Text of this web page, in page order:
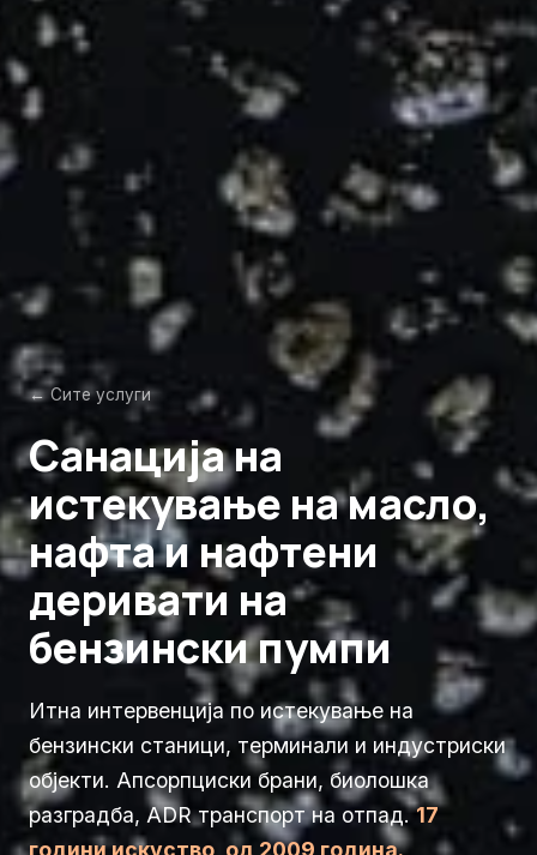
← Сите услуги
Санација на
истекување на масло,
нафта и нафтени
деривати на
бензински пумпи
Итна интервенција по истекување на
бензински станици, терминали и индустриски
објекти. Апсорпциски брани, биолошка
разградба, ADR транспорт на отпад.17
години искуство, од 2009 година.